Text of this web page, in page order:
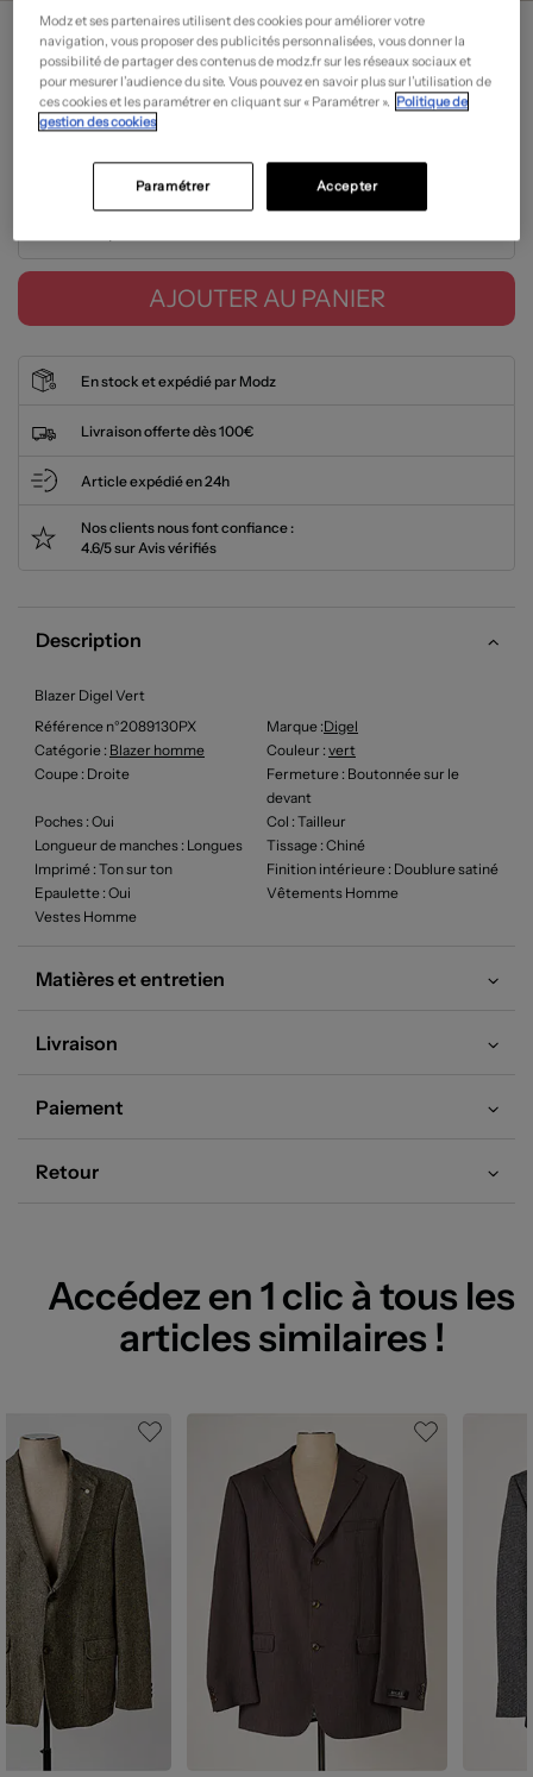
DIGEL
Blazer - Poches- Outlet
57,80€
Prix boutique : 289,00€
Guide des tailles
AJOUTER AU PANIER
En stock et expédié par Modz
Livraison offerte dès 100€
Article expédié en 24h
Nos clients nous font confiance :
4.6/5 sur Avis vérifiés
Description
Blazer Digel Vert
Référence n°2089130PX
Marque :Digel
Catégorie : Blazer homme Couleur : vert
Coupe : Droite Fermeture : Boutonnée sur le
devant
Poches : Oui Col : Tailleur
Longueur de manches : Longues Tissage : Chiné
Imprimé : Ton sur ton Finition intérieure : Doublure satiné
Epaulette : Oui
Vêtements Homme
Vestes Homme
Matières et entretien
Livraison
Paiement
Retour
Accédez en 1 clic à tous les
articles similaires !
Modz et ses partenaires utilisent des cookies pour améliorer votre
navigation, vous proposer des publicités personnalisées, vous donner la
possibilité de partager des contenus de modz.fr sur les réseaux sociaux et
pour mesurer l’audience du site. Vous pouvez en savoir plus sur l’utilisation de
ces cookies et les paramétrer en cliquant sur « Paramétrer ». Politique de
gestion des cookies
Accepter
Paramétrer